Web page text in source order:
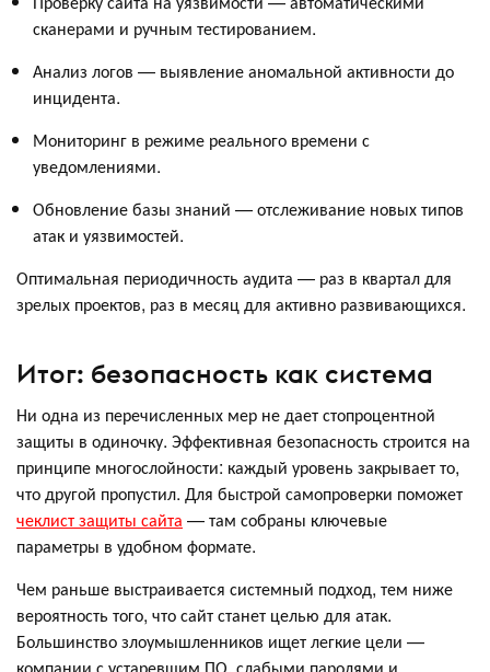
сканерами и ручным тестированием.
Анализ логов — выявление аномальной активности до
инцидента.
Мониторинг в режиме реального времени с
уведомлениями.
Обновление базы знаний — отслеживание новых типов
атак и уязвимостей.
Оптимальная периодичность аудита — раз в квартал для
зрелых проектов, раз в месяц для активно развивающихся.
Итог: безопасность как система
Ни одна из перечисленных мер не дает стопроцентной
защиты в одиночку. Эффективная безопасность строится на
принципе многослойности: каждый уровень закрывает то,
что другой пропустил. Для быстрой самопроверки поможет
чеклист защиты сайта — там собраны ключевые
параметры в удобном формате.
Чем раньше выстраивается системный подход, тем ниже
вероятность того, что сайт станет целью для атак.
Большинство злоумышленников ищет легкие цели —